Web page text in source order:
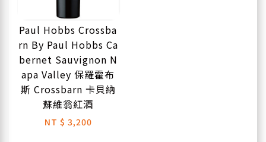
Paul Hobbs Crossba
rn By Paul Hobbs Ca
bernet Sauvignon N
apa Valley 保羅霍布
斯 Crossbarn 卡貝納
蘇維翁紅酒
NT $ 3,200